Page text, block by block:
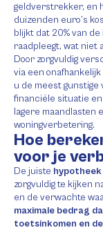
geldverstrekker, en
duizenden euro’s
blijkt dat 20% van
raadpleegt, wat niet
Door zorgvuldig
via een
u de meest
financiële situatie
lagere maandlasten
woningverbetering.
Hoe
voor je
De juiste
zorgvuldig te kijken
en de verwachte
maximale bedrag
toetsinkomen en